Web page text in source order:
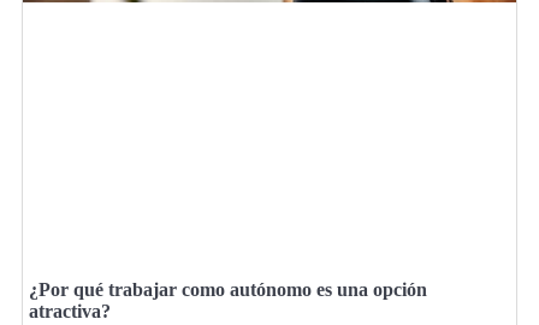
¿Por qué trabajar como autónomo es una opción
atractiva?